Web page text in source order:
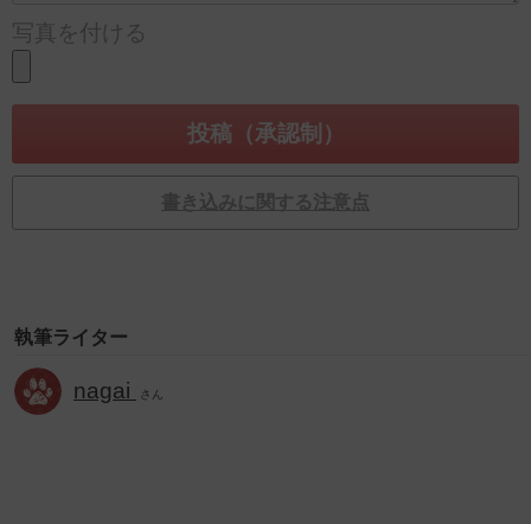
写真を付ける
書き込みに関する注意点
執筆ライター
nagai さん